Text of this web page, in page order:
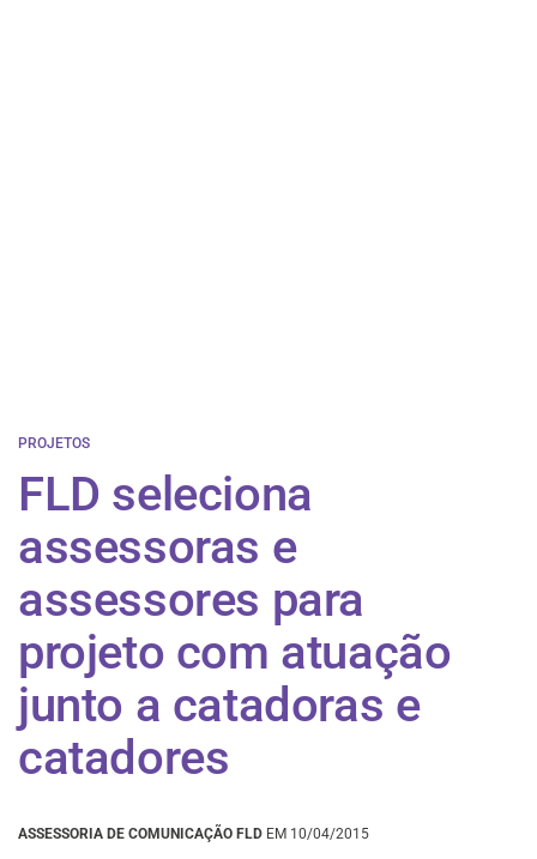
PROJETOS
FLD seleciona
assessoras e
assessores para
projeto com atuação
junto a catadoras e
catadores
ASSESSORIA DE COMUNICAÇÃO FLD EM 10/04/2015